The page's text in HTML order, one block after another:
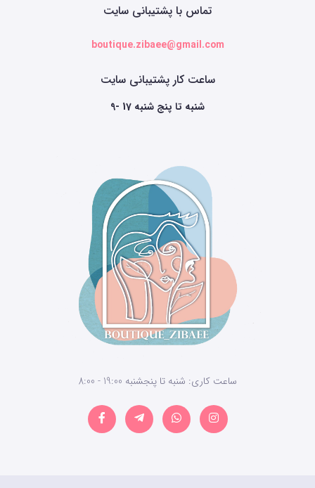
تماس با پشتیبانی سایت
boutique.zibaee@gmail.com
ساعت کار پشتیبانی سایت
9- 17 شنبه تا پنج شنبه
ساعت کاری: شنبه تا پنجشنبه 19:00 - 8:00